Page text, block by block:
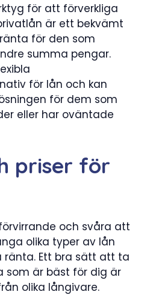
för att förverkliga
är ett bekvämt
för den som
summa pengar.
för lån och kan
för dem som
eller har oväntade
priser för
och svåra att
olika typer av lån
ränta. Ett bra sätt att ta
som är bäst för dig är
olika långivare.